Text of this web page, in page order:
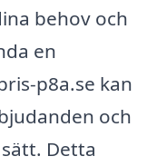
behov och
en
p8a.se kan
och
Detta